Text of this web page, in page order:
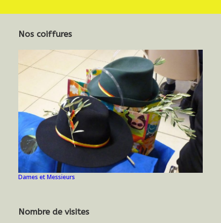
Nos coiffures
Dames et Messieurs
Nombre de visites